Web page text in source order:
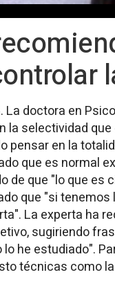
La doctora en
la selectividad
pensar en la
que es normal
de que "lo que es
que "si
La experta ha
sugiriendo
he estudiado".
técnicas como